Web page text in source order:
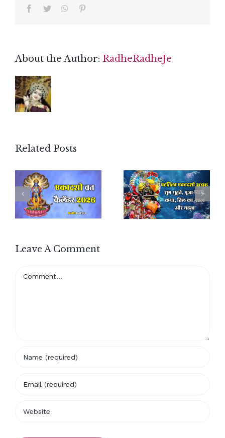
Facebook
Twitter WhatsApp
About the Author: RadheRadheJe
Related Posts
Leave A Comment